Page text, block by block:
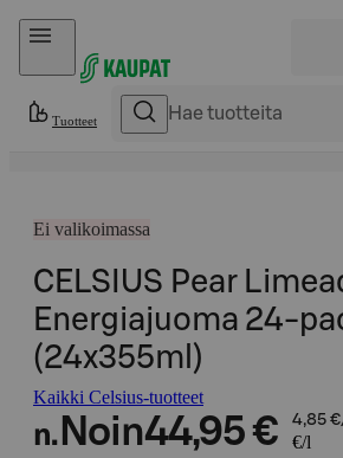
Hyppää sisältöön
Tuotteet
Ei valikoimassa
CELSIUS Pear
Energiajuoma 24-
(24x355ml)
Kaikki Celsius-tuotteet
n. Noin44,95 € 4,85
€/l